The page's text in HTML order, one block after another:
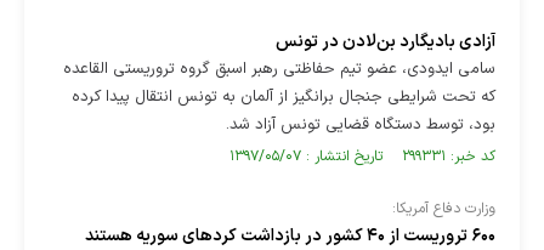
آزادی بادیگارد بن‌لادن در تونس
سامی ایدودی، عضو تیم حفاظتی رهبر اسبق گروه تروریستی القاعده
که تحت شرایطی جنجال برانگیز از آلمان به تونس انتقال پیدا کرده
بود، توسط دستگاه قضایی تونس آزاد شد.
کد خبر: ۲۹۹۳۳۱ تاریخ انتشار : ۱۳۹۷/۰۵/۰۷
وزارت دفاع آمریکا:
۶۰۰ تروریست از ۴۰ کشور در بازداشت کردهای سوریه هستند